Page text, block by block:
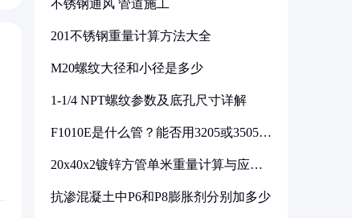
不锈钢通风 管道施工
201不锈钢重量计算方法大全
M20螺纹大径和小径是多少
1-1/4 NPT螺纹参数及底孔尺寸详解
F1010E是什么管？能否用3205或3505代
20x40x2镀锌方管单米重量计算与应用
抗渗混凝土中P6和P8膨胀剂分别加多少